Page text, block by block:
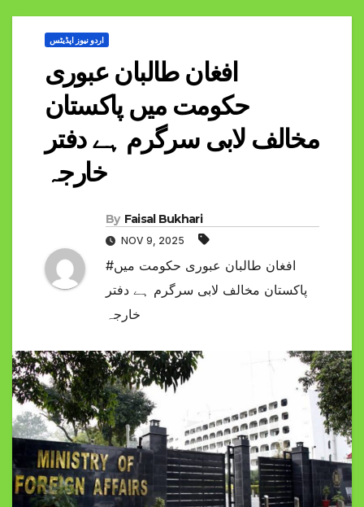
اردو نیوز اپڈیٹس
افغان طالبان عبوری
حکومت میں پاکستان
مخالف لابی سرگرم ہے دفتر
خارجہ
By Faisal Bukhari
NOV 9, 2025
#افغان طالبان عبوری حکومت میں
پاکستان مخالف لابی سرگرم ہے دفتر
خارجہ